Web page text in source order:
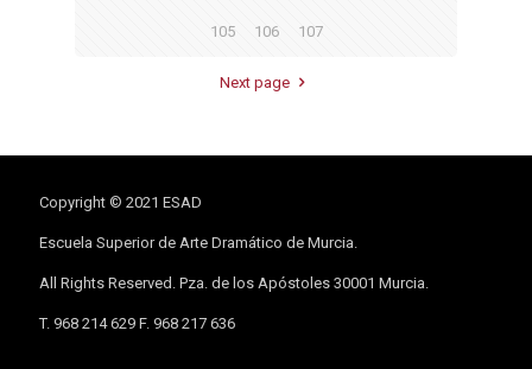
105 106 107
Next page
Copyright © 2021 ESAD
Escuela Superior de Arte Dramático de Murcia.
All Rights Reserved. Pza. de los Apóstoles 30001 Murcia.
T. 968 214 629 F. 968 217 636